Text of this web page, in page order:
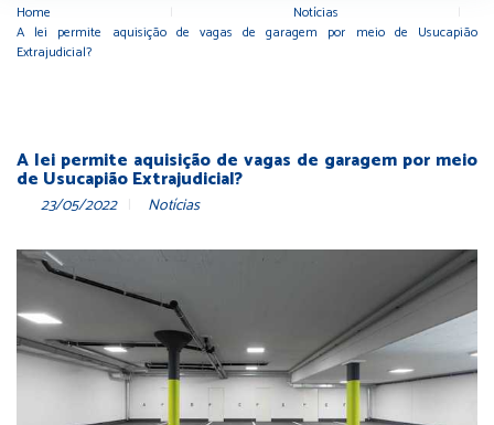
Home Notícias
A lei permite aquisição de vagas de garagem por meio de Usucapião
Extrajudicial?
A lei permite aquisição de vagas de garagem por meio
de Usucapião Extrajudicial?
23/05/2022 Notícias